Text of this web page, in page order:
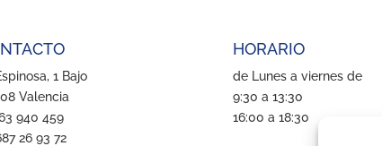
1 Bajo
Valencia
940 459
26 93 72
HORARIO
de Lunes a viernes de
9:30 a 13:30
16:00 a 18:30